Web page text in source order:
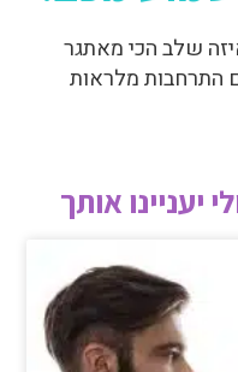
שלב הכי מאתגר
התרחבות מלראות
יעניינו אותך
חיבור פנימי